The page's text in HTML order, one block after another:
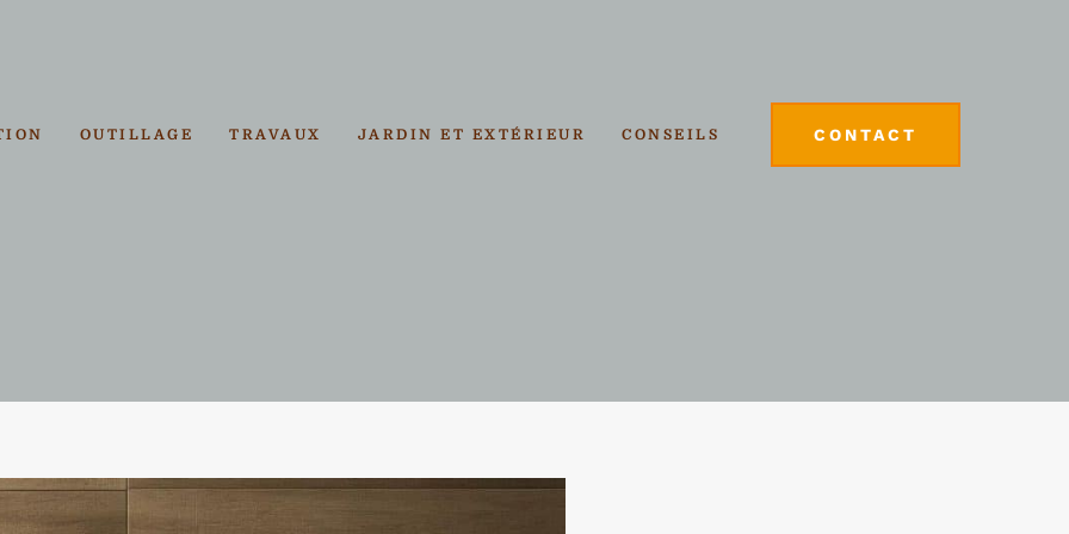
OUTILLAGE TRAVAUX JARDIN ET EXTÉRIEUR CONSEILS CONTACT